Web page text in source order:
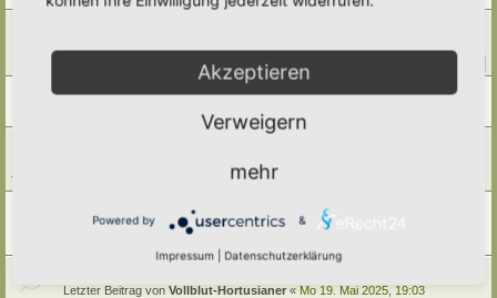
Horti Umzug
Fr 22. Aug 2025, 10:52
Mi 16. Jul 2025, 23:34
Hortus-Netzwerk-Region Unterfranken
Letzter Beitrag von Gartenfreund«So 15. Jun 2025, 05:54
Letzter Beitrag von Vollblut-Hortusianer« Mo 19. Mai 2025, 19:03
Akzeptieren
Verweigern
mehr
Powered by &
Impressum Datenschutzerklärung